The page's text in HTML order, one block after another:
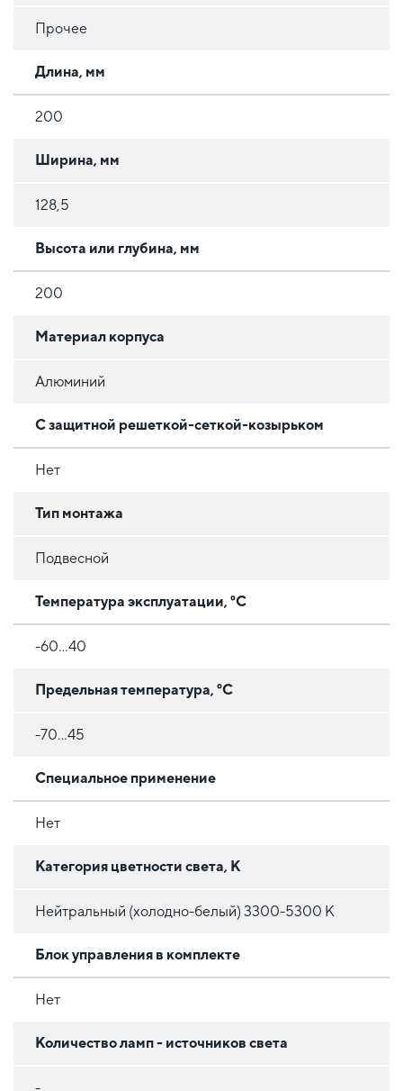
Прочее
Длина, мм
200
Ширина, мм
128,5
Высота или глубина, мм
200
Материал корпуса
Алюминий
С защитной решеткой-сеткой-козырьком
Нет
Тип монтажа
Подвесной
Температура эксплуатации, °C
-60...40
Предельная температура, °C
-70...45
Специальное применение
Нет
Категория цветности света, К
Нейтральный (холодно-белый) 3300-5300 К
Блок управления в комплекте
Нет
Количество ламп - источников света